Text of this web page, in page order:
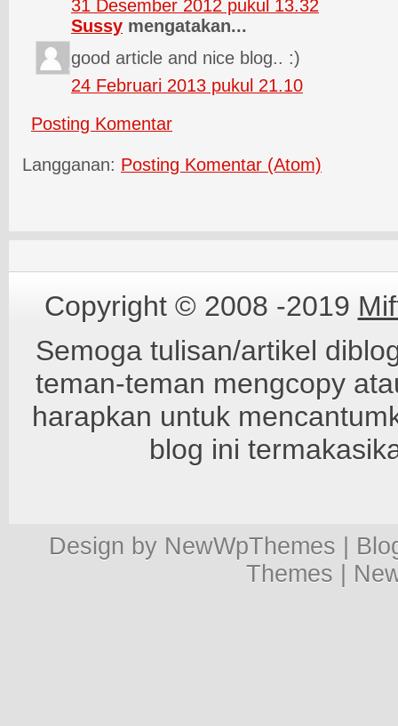
31 Desember 2012 pukul 13.32
Sussy mengatakan...
good article and nice blog.. :)
24 Februari 2013 pukul 21.10
Posting Komentar
Langganan: Posting Komentar (Atom)
Copyright © 2008 -2019
Semoga tulisan/artikel
teman-teman mengcopy
harapkan untuk
blog ini
Design by NewWpThemes |
Themes